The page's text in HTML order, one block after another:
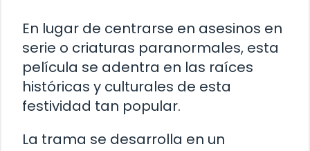
En lugar de centrarse en asesinos en
serie o criaturas paranormales, esta
película se adentra en las raíces
históricas y culturales de esta
festividad tan popular.
La trama se desarrolla en un